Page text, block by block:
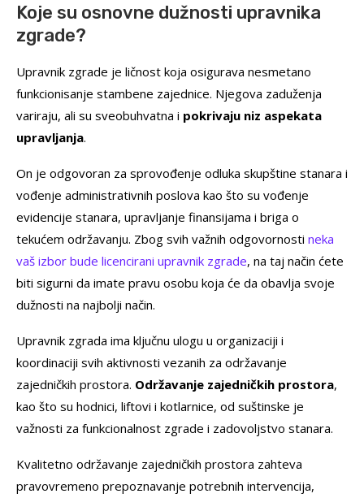
Koje su osnovne dužnosti upravnika
zgrade?
Upravnik zgrade je ličnost koja osigurava nesmetano
funkcionisanje stambene zajednice. Njegova zaduženja
variraju, ali su sveobuhvatna i pokrivaju niz aspekata
upravljanja.
On je odgovoran za sprovođenje odluka skupštine stanara i
vođenje administrativnih poslova kao što su vođenje
evidencije stanara, upravljanje finansijama i briga o
tekućem održavanju. Zbog svih važnih odgovornosti neka
vaš izbor bude licencirani upravnik zgrade, na taj način ćete
biti sigurni da imate pravu osobu koja će da obavlja svoje
dužnosti na najbolji način.
Upravnik zgrada ima ključnu ulogu u organizaciji i
koordinaciji svih aktivnosti vezanih za održavanje
zajedničkih prostora. Održavanje zajedničkih prostora,
kao što su hodnici, liftovi i kotlarnice, od suštinske je
važnosti za funkcionalnost zgrade i zadovoljstvo stanara.
Kvalitetno održavanje zajedničkih prostora zahteva
pravovremeno prepoznavanje potrebnih intervencija,